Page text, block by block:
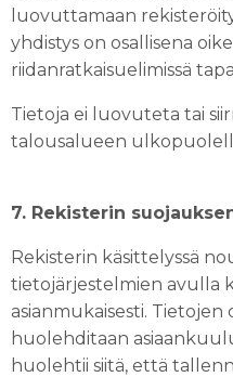
luovuttamaan
yhdistys on osallisena
riidanratkaisuelimissä
Tietoja ei luovuteta tai
talousalueen
7. Rekisterin
Rekisterin käsittelyssä
tietojärjestelmien avulla
asianmukaisesti.
huolehditaan
huolehtii siitä, että